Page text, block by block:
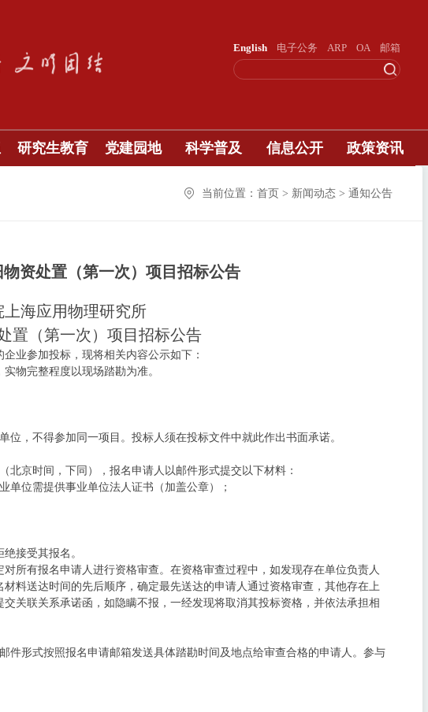
English 电子公务 ARP OA 邮箱
研究生教育 党建园地 科学普及 信息公开 政策资讯
当前位置：首页 > 新闻动态 > 通知公告
资处置（第一次）项目招标公告
上海应用物理研究所
置（第一次）项目招标公告
业参加投标，现将相关内容公示如下：
物完整程度以现场踏勘为准。
，不得参加同一项目。投标人须在投标文件中就此作出书面承诺。
北京时间，下同），报名申请人以邮件形式提交以下材料：
单位需提供事业单位法人证书（加盖公章）；
接受其报名。
所有报名申请人进行资格审查。在资格审查过程中，如发现存在单位负责人
料送达时间的先后顺序，确定最先送达的申请人通过资格审查，其他存在上
关联关系承诺函，如隐瞒不报，一经发现将取消其投标资格，并依法承担相
件形式按照报名申请邮箱发送具体踏勘时间及地点给审查合格的申请人。参与